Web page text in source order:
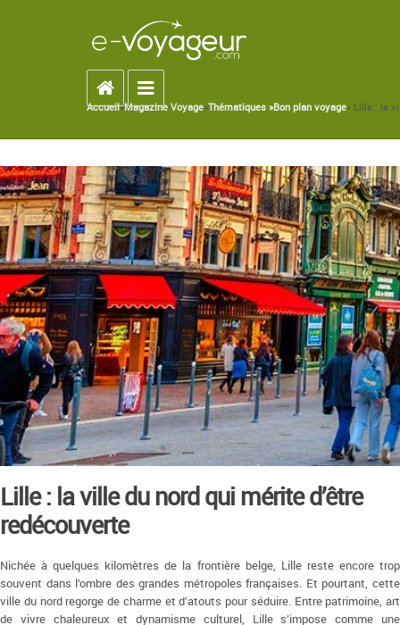
Accueil
Toggle navigation
Accueil»Magazine Voyage»Thématiques »Bon plan voyage» Lille : la
Lille : la ville du nord qui mérite d’être
redécouverte
Nichée à quelques kilomètres de la frontière belge, Lille reste encore trop
souvent dans l’ombre des grandes métropoles françaises. Et pourtant, cette
ville du nord regorge de charme et d’atouts pour séduire. Entre patrimoine, art
de vivre chaleureux et dynamisme culturel, Lille s’impose comme une